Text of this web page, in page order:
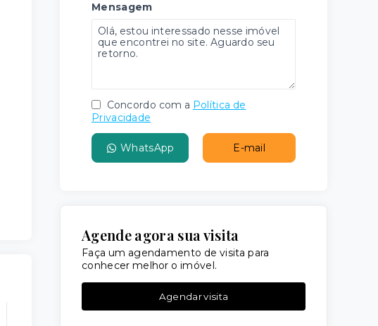
Mensagem
Concordo com a Política de
Privacidade
WhatsApp E-mail
Agende agora sua visita
Faça um agendamento de visita para
conhecer melhor o imóvel.
Agendar visita